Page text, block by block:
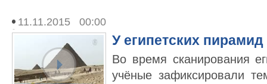
11.11.2015 00:00
У египетских
Во время сканирования
учёные зафиксировали